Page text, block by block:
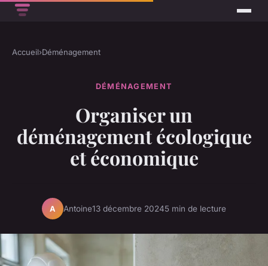
Accueil›Déménagement
DÉMÉNAGEMENT
Organiser un
déménagement écologique
et économique
A Antoine13 décembre 20245 min de lecture